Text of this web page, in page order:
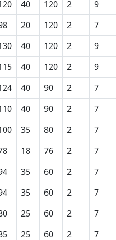
40 120 2
9
20 120 2
7
40 120 2
9
40 120 2
9
40 90 2
7
40 90 2
7
35 80 2
7
18 76 2
7
35 60 2
7
35 60 2
7
25 60 2
7
25 60 2 7